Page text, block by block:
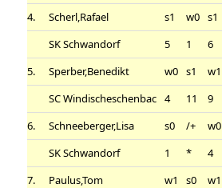
4. Scherl,Rafael s1 w0 s1
SK Schwandorf
5 1 6
5.
Sperber,Benedikt w0 s1 w1
SC Windischeschenbac 4 11 9
6.
Schneeberger,Lisa s0 /+ w0
SK Schwandorf
1 * 4
7.
Paulus,Tom w1 s0 w1